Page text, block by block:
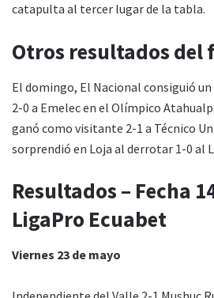
catapulta al tercer lugar de la tabla.
Otros resultados del
El domingo, El Nacional consiguió
2-0 a Emelec en el Olímpico
ganó como visitante 2-1 a Técnico
sorprendió en Loja al derrotar 1-0 al
Resultados – Fecha
LigaPro Ecuabet
Viernes 23 de mayo